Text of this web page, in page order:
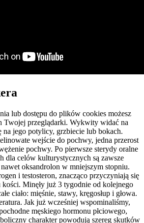
lub dostępu do plików cookies możesz
Twojej przeglądarki. Wykwity widać na
na jego potylicy, grzbiecie lub bokach.
wejście do pochwy, jedna przerost
pochwy. Po pierwsze sterydy oralne
dla celów kulturystycznych są zawsze
oksandrolon w mniejszym stopniu.
i testosteron, znacząco przyczyniają się
Minęły już 3 tygodnie od kolejnego
ciało: mięśnie, stawy, kręgosłup i głowa.
Jak już wcześniej wspominaliśmy,
męskiego hormonu płciowego,
charakter powodują szereg skutków